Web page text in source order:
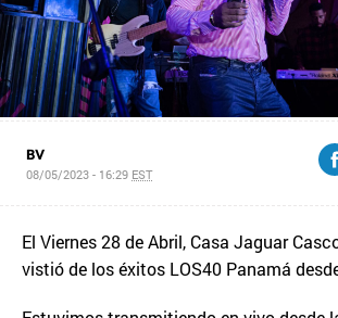
BV
08/05/2023 - 16:29 EST
El Viernes 28 de Abril, Casa Jaguar
vistió de los éxitos LOS40 Panamá